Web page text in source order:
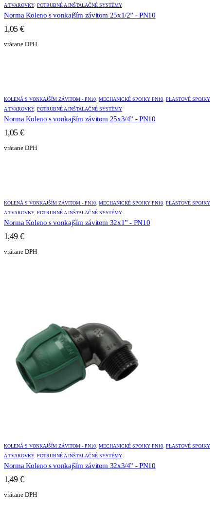
A TVAROVKY, POTRUBNÉ A INŠTALAČNÉ SYSTÉMY
Norma Koleno s vonkajším závitom 25x1/2” - PN10
1,05 €
vrátane DPH
KOLENÁ S VONKAJŠÍM ZÁVITOM - PN10, MECHANICKÉ SPOJKY PN10, PLASTOVÉ SPOJKY
A TVAROVKY, POTRUBNÉ A INŠTALAČNÉ SYSTÉMY
Norma Koleno s vonkajším závitom 25x3/4” - PN10
1,05 €
vrátane DPH
KOLENÁ S VONKAJŠÍM ZÁVITOM - PN10, MECHANICKÉ SPOJKY PN10, PLASTOVÉ SPOJKY
A TVAROVKY, POTRUBNÉ A INŠTALAČNÉ SYSTÉMY
Norma Koleno s vonkajším závitom 32x1” - PN10
1,49 €
vrátane DPH
KOLENÁ S VONKAJŠÍM ZÁVITOM - PN10, MECHANICKÉ SPOJKY PN10, PLASTOVÉ SPOJKY
A TVAROVKY, POTRUBNÉ A INŠTALAČNÉ SYSTÉMY
Norma Koleno s vonkajším závitom 32x3/4” - PN10
1,49 €
vrátane DPH